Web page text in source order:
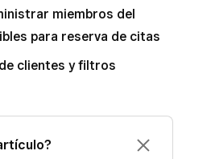
miembros del
para reserva de citas
clientes y filtros